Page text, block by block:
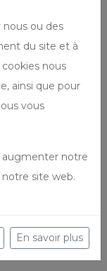
nous ou des
du site et à
nous
ainsi que pour
vous
augmenter notre
site web.
En savoir plus